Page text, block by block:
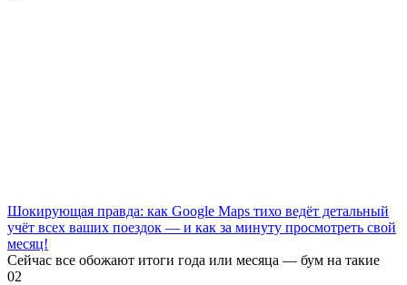
Шокирующая правда: как Google Maps тихо ведёт детальный
учёт всех ваших поездок — и как за минуту просмотреть свой
месяц!
Сейчас все обожают итоги года или месяца — бум на такие
02